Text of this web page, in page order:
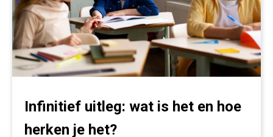
Infinitief uitleg: wat is het en hoe
herken je het?